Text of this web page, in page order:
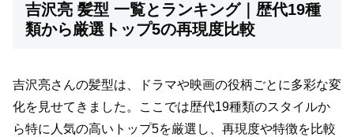
吉沢亮 髪型 一覧とランキング｜歴代19種
類から厳選トップ5の再現度比較
吉沢亮さんの髪型は、ドラマや映画の役柄ごとに多彩な変
化を見せてきました。ここでは歴代19種類のスタイルか
ら特に人気の高いトップ5を厳選し、再現度や特徴を比較